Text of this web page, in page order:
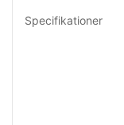
Specifikationer